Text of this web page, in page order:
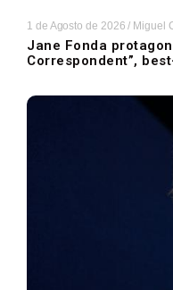
1 de Agosto de 2026 / Miguel
Jane Fonda
Correspondent”,